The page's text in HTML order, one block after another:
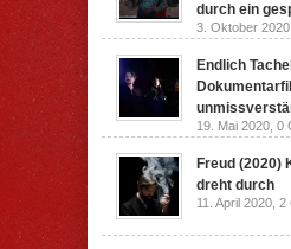
durch ein
3. Oktober 2020,
Endlich
19. Mai 2020, 0
Freud (2020)
dreht durch
11. April 2020, 2